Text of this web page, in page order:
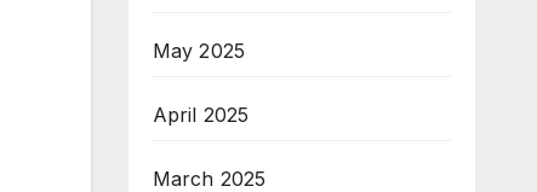
May 2025
April 2025
March 2025